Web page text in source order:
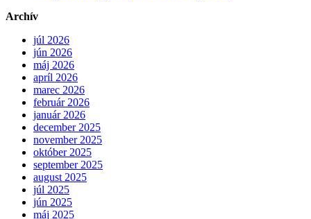
Archív
júl 2026
jún 2026
máj 2026
apríl 2026
marec 2026
február 2026
január 2026
december 2025
november 2025
október 2025
september 2025
august 2025
júl 2025
jún 2025
máj 2025